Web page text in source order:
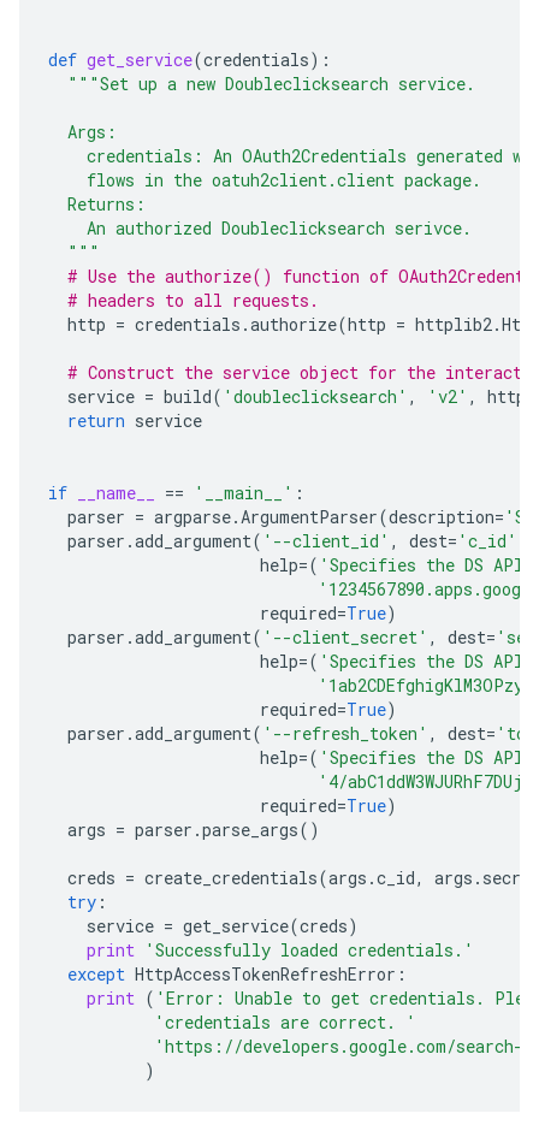
def get_service(credentials):
"""Set up a new Doubleclicksearch service.
  Args:
credentials: An OAuth2Credentials generated
    flows in the oatuh2client.client package.
  Returns:
    An authorized Doubleclicksearch serivce.
  """
# Use the authorize() function of
# headers to all requests.
http = credentials .authorize(http = httplib2.Http
# Construct the service object for the
service = build( 'doubleclicksearch' , 'v2' , http
return service
if __name__ == '__main__' :
parser = argparse.ArgumentParser(description=
parser .add_argument( '--client_id' , dest= 'c_id'
help=( 'Specifies the DS
required=True)
parser .add_argument( '--client_secret' , dest=
help=( 'Specifies the DS
required=True)
parser .add_argument( '--refresh_token' , dest=
help=( 'Specifies the DS
'4/
required=True)
args = parser .parse_args()
creds = create_credentials(args .c_id, args . secret
try :
service = get_service(creds)
print 'Successfully loaded credentials.'
except HttpAccessTokenRefreshError :
print ( 'Error: Unable to get credentials.
'credentials are correct. '
'https://developers.google.com/search-
)